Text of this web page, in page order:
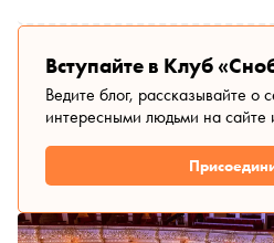
Вступайте в Клуб
Ведите блог, рассказывайте о
интересными людьми на сайте